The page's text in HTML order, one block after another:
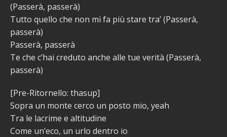
(Passerà, passerà)
Tutto quello che non mi fa più stare tra’ (Passerà,
passerà)
Passerà, passerà
Te che c’hai creduto anche alle tue verità (Passerà,
passerà)
[Pre-Ritornello: thasup]
Sopra un monte cerco un posto mio, yeah
Tra le lacrime e altitudine
Come un’eco, un urlo dentro io